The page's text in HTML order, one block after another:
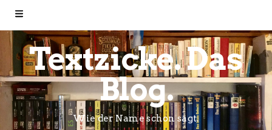
Textzicke. Das
Blog.
Wie der Name schon sagt.